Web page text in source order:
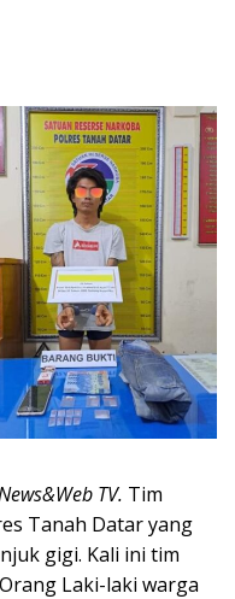
TV. Tim
Tanah Datar yang
gigi. Kali ini tim
Laki-laki warga